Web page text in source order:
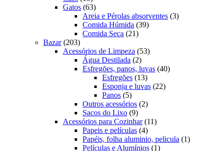
produtos
Gatos 6363
produtos
Areia e Pérolas absorventes 33
Comida Húmida 3939
Comida Seca 2121
Bazar 203203
produtos
Acessórios de Limpeza 5353
Água Destilada 22
produtos
Esfregões, panos, luvas 4040
Esfregões 1313
produtos
Esponja e luvas 2222
Panos 55
produtos
Outros acessórios 22
Sacos do Lixo 99
produtos
Acessórios para Cozinhar 1111
Papeis e películas 44
produtos
Papéis, folha aluminio, pelicula 11
Películas e Alumínios 11